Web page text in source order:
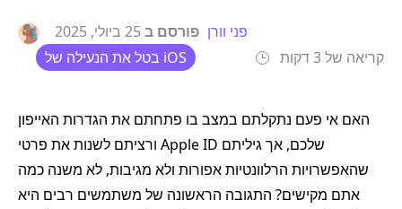
פני וורן פורסם ב25 ביולי, 2025
בטל את הנעילה של iOS
קריאה של 3 דקות
האם אי פעם נתקלתם במצב בו פתחתם את הגדרות האייפון
ורציתם לשנות את פרטי Apple ID שלכם, אך גיליתם
שהאפשרויות הרלוונטיות אפורות ולא מגיבות, לא משנה כמה
אתם מקישים? התגובה הראשונה של משתמשים רבים היא